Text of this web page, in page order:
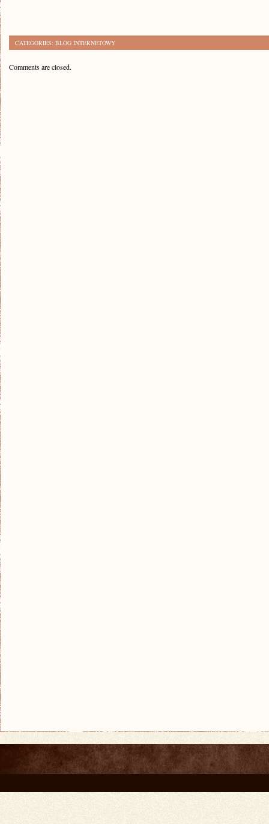
CATEGORIES: BLOG INTERNETOWY
Comments are closed.